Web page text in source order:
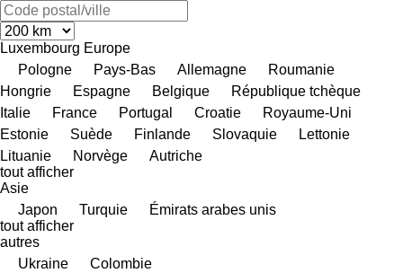
Luxembourg Europe
Pologne
Pays-Bas Allemagne
Roumanie
Hongrie
Espagne Belgique
République tchèque
Italie
France Portugal Croatie
Royaume-Uni
Estonie
Suède Finlande Slovaquie
Lettonie
Lituanie
Norvège
Autriche
tout afficher
Asie
Japon
Turquie
Émirats arabes unis
tout afficher
autres
Ukraine
Colombie